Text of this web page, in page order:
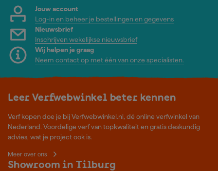
Jouw account
Log-in en beheer je bestellingen en gegevens
Nieuwsbrief
Inschrijven wekelijkse nieuwsbrief
Wij helpen je graag
Neem contact op met één van onze specialisten.
Leer Verfwebwinkel beter kennen
Verf kopen doe je bij Verfwebwinkel.nl, dé online verfwinkel van
Nederland. Voordelige verf van topkwaliteit en gratis deskundig
advies, wat je project ook is.
Meer over ons
Showroom in Tilburg